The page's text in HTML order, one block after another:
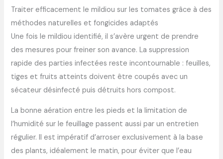
Traiter efficacement le mildiou sur les tomates grâce à des
méthodes naturelles et fongicides adaptés
Une fois le mildiou identifié, il s’avère urgent de prendre
des mesures pour freiner son avance. La suppression
rapide des parties infectées reste incontournable : feuilles,
tiges et fruits atteints doivent être coupés avec un
sécateur désinfecté puis détruits hors compost.
La bonne aération entre les pieds et la limitation de
l’humidité sur le feuillage passent aussi par un entretien
régulier. Il est impératif d’arroser exclusivement à la base
des plants, idéalement le matin, pour éviter que l’eau